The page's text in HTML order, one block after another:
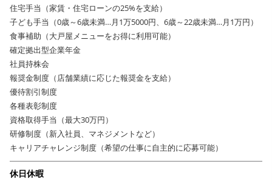
住宅手当（家賃・住宅ローンの25%を支給）
子ども手当（0歳～6歳未満…月1万5000円、6歳～22歳未満…月1万円）
食事補助（大戸屋メニューをお得に利用可能）
確定拠出型企業年金
社員持株会
報奨金制度（店舗業績に応じた報奨金を支給）
優待割引制度
各種表彰制度
資格取得手当（最大30万円）
研修制度（新入社員、マネジメントなど）
キャリアチャレンジ制度（希望の仕事に自主的に応募可能）
休日休暇